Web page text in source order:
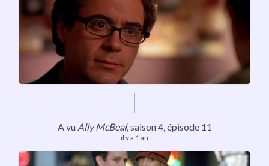
A vu Ally McBeal,saison 4, épisode 11
il y a 1 an